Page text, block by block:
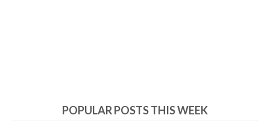
POPULAR POSTS THIS WEEK